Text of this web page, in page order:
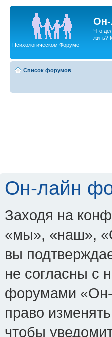
Он-
Что
жить?
Психологическом Форуме
Список форумов
Он-лайн
Заходя на
«мы», «наш»,
вы
не согласны с
форумами «Он-
право
чтобы